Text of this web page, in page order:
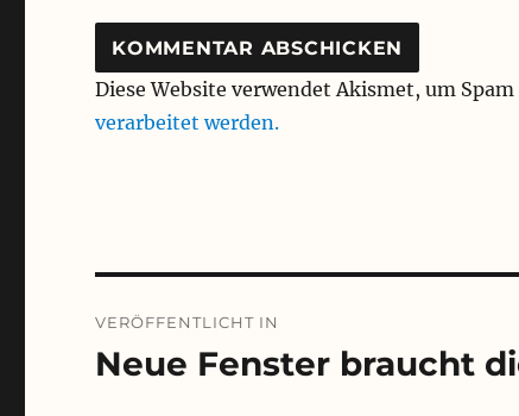
Diese Website verwendet Akismet, um
verarbeitet werden.
VERÖFFENTLICHT IN
Neue Fenster braucht